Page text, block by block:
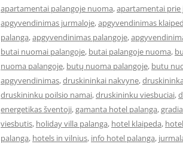
apartamentai palangoje nuoma,apartamentai prie
apgyvendinimas jurmaloje,apgyvendinimas
palanga,apgyvendinimas palangoje,
butai nuomai palangoje, butai palangoje nuoma,
nuoma palangoje, butų nuoma palangoje, butu
apgyvendinimas,druskininkai nakvyne,
druskininku poilsio namai,druskininku viesbuciai,
energetikas šventoji,gamanta hotel palanga,
viesbutis, holiday villa palanga, hotel klaipeda,
palanga, hotels in vilnius, info hotel palanga,